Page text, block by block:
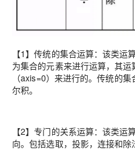
【1】传统的集合运算：该类
为集合的元素来进行运算，其
（axis=0）来进行的。传统的
尔积。
【2】专门的关系运算：该类
向。包括选取，投影，连接和除